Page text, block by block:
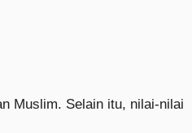
Muslim. Selain itu, nilai-nilai